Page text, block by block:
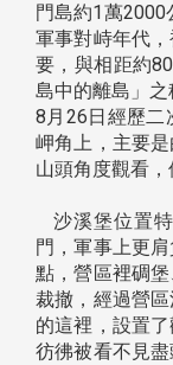
門島約1萬2000
軍事對峙年代
要，與相距約
島中的離島」
8月26日經歷二
岬角上，主要
山頭角度觀看，
沙溪堡位置
門，軍事上更
點，營區裡碉
裁撤，經過營
的這裡，設置
彷彿被看不見